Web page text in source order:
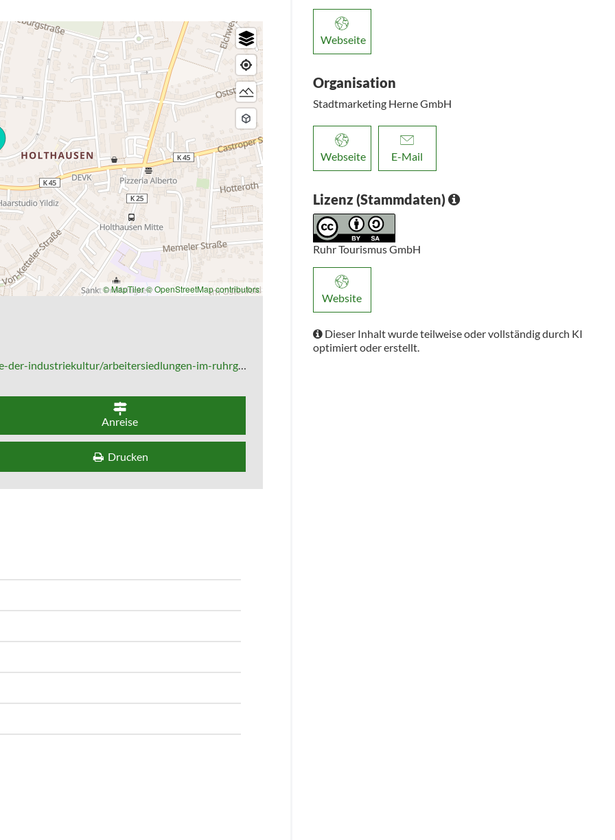
Glanz. Im Norden der Siedlung wurde das
Baugrund der Siedlung. Ihn umgibt ein Kunstwald
Abständen Veranstaltungen statt. Die
Konzertraum des Klangkünstlers Christof
© MapTiler© OpenStreetMap contributors
im-ruhrgebiet/zechensiedlung-teutoburgia.html
Anreise
Drucken
Webseite
Organisation
Stadtmarketing Herne GmbH
Webseite E-Mail
Lizenz (Stammdaten)
Ruhr Tourismus GmbH
Website
Dieser Inhalt wurde teilweise oder vollständig durch KI
optimiert oder erstellt.